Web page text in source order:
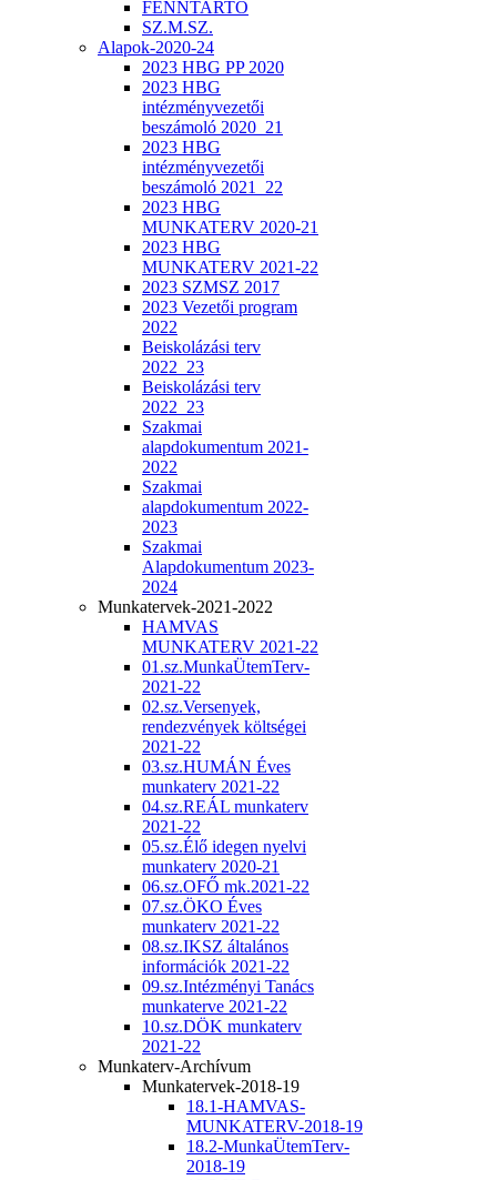
FENNTARTÓ
SZ.M.SZ.
Alapok-2020-24
2023 HBG PP 2020
2023 HBG
intézményvezetői
beszámoló 2020_21
2023 HBG
intézményvezetői
beszámoló 2021_22
2023 HBG
MUNKATERV 2020-21
2023 HBG
MUNKATERV 2021-22
2023 SZMSZ 2017
2023 Vezetői program
2022
Beiskolázási terv
2022_23
Beiskolázási terv
2022_23
Szakmai
alapdokumentum 2021-
2022
Szakmai
alapdokumentum 2022-
2023
Szakmai
Alapdokumentum 2023-
2024
Munkatervek-2021-2022
HAMVAS
MUNKATERV 2021-22
01.sz.MunkaÜtemTerv-
2021-22
02.sz.Versenyek,
rendezvények költségei
2021-22
03.sz.HUMÁN Éves
munkaterv 2021-22
04.sz.REÁL munkaterv
2021-22
05.sz.Élő idegen nyelvi
munkaterv 2020-21
06.sz.OFŐ mk.2021-22
07.sz.ÖKO Éves
munkaterv 2021-22
08.sz.IKSZ általános
információk 2021-22
09.sz.Intézményi Tanács
munkaterve 2021-22
10.sz.DÖK munkaterv
2021-22
Munkaterv-Archívum
Munkatervek-2018-19
18.1-HAMVAS-
MUNKATERV-2018-19
18.2-MunkaÜtemTerv-
2018-19